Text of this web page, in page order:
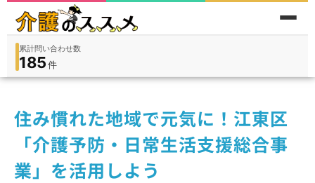
在宅 9,360
累計問い合わせ数
185件
住み慣れた地域で元気に！江東区
「介護予防・日常生活支援総合事
業」を活用しよう